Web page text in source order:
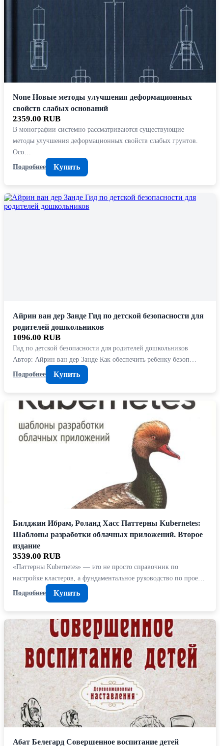
None Новые методы улучшения деформационных
свойств слабых оснований
2359.00 RUB
В монографии системно рассматриваются существующие
методы улучшения деформационных свойств слабых грунтов.
Осо…
Подробнее
Купить
Айрин ван дер Занде Гид по детской безопасности для
родителей дошкольников
1096.00 RUB
Гид по детской безопасности для родителей дошкольников
Автор: Айрин ван дер Занде Как обеспечить ребенку безоп…
Подробнее
Купить
Билджин Ибрам, Роланд Хасс Паттерны Kubernetes:
Шаблоны разработки облачных приложений. Второе
издание
3539.00 RUB
«Паттерны Kubernetes» — это не просто справочник по
настройке кластеров, а фундаментальное руководство по прое…
Подробнее
Купить
Абат Белегард Совершенное воспитание детей